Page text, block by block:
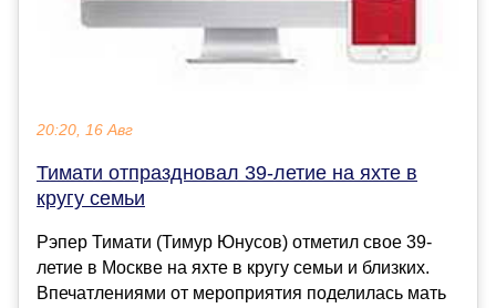
20:20, 16 Авг
Тимати отпраздновал 39-летие на яхте в
кругу семьи
Рэпер Тимати (Тимур Юнусов) отметил свое 39-
летие в Москве на яхте в кругу семьи и близких.
Впечатлениями от мероприятия поделилась мать